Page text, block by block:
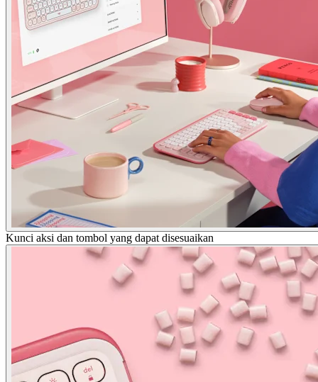
Kunci aksi dan tombol yang dapat disesuaikan